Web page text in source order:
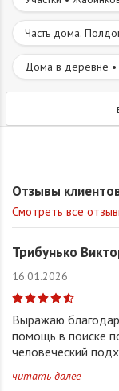
Часть дома.
Дома в деревне •
Отзывы
Смотреть все
Трибунько
16.01.2026
Выражаю
помощь в поиске
человеческий
читать далее